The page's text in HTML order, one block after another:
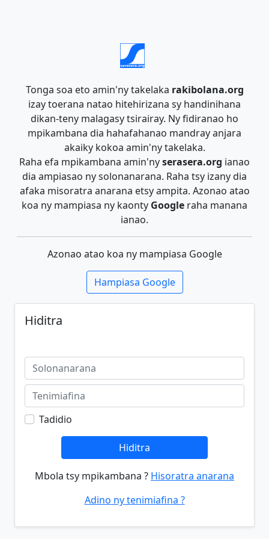
Tonga soa eto amin'ny takelaka rakibolana.org
izay toerana natao hitehirizana sy handinihana
dikan-teny malagasy tsirairay. Ny fidiranao ho
mpikambana dia hahafahanao mandray anjara
akaiky kokoa amin'ny takelaka.
Raha efa mpikambana amin'nyserasera.org ianao
dia ampiasao ny solonanarana. Raha tsy izany dia
afaka misoratra anarana etsy ampita. Azonao atao
koa ny mampiasa ny kaonty Google raha manana
ianao.
Azonao atao koa ny mampiasa Google
Hampiasa Google
Hiditra
Tadidio
Hiditra
Mbola tsy mpikambana ? Hisoratra anarana
Adino ny tenimiafina ?